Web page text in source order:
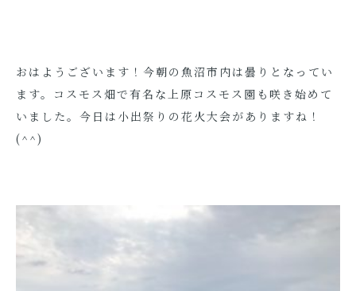
おはようございます！今朝の魚沼市内は曇りとなってい
ます。コスモス畑で有名な上原コスモス園も咲き始めて
いました。今日は小出祭りの花火大会がありますね！
(^^)